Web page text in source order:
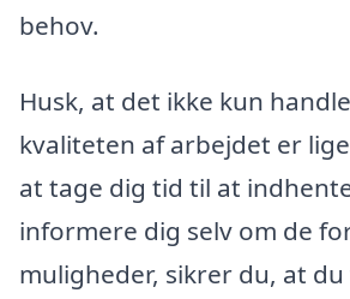
behov.
Husk, at det ikke kun
kvaliteten af arbejdet er
at tage dig tid til at
informere dig selv om de
muligheder, sikrer du, at